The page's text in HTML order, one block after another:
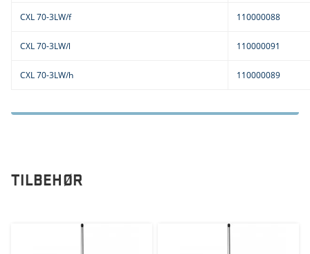
CXL 70-3LW/f 110000088
CXL 70-3LW/l 110000091
CXL 70-3LW/h 110000089
TILBEHØR